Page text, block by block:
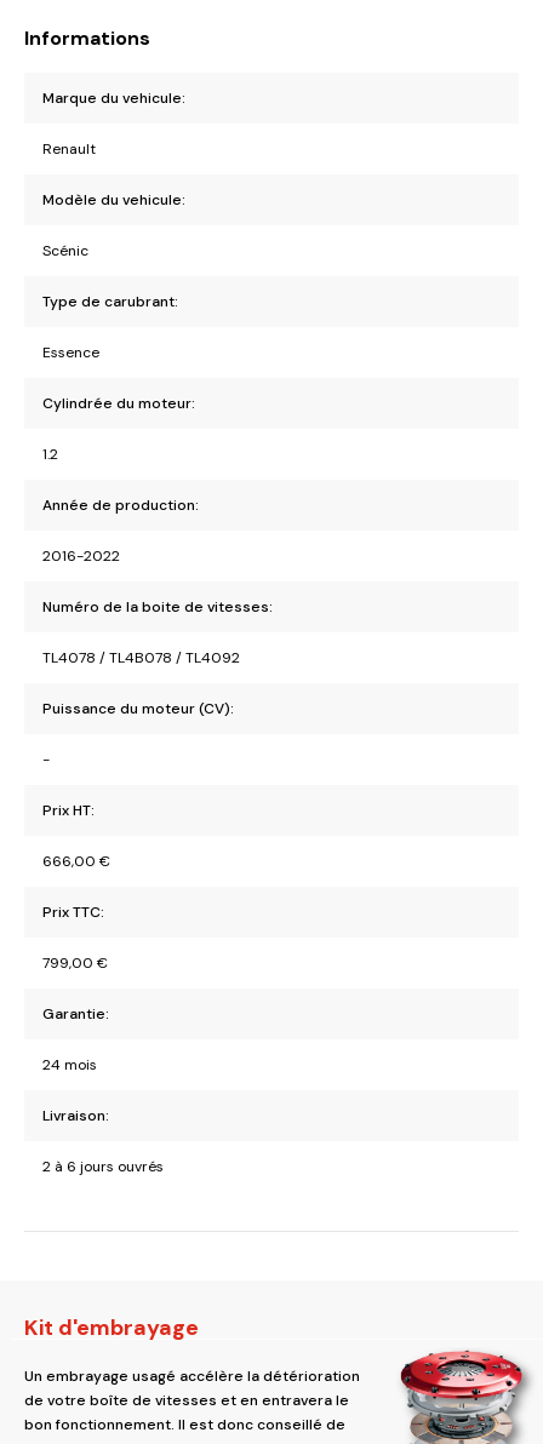
Informations
Marque du vehicule:
Renault
Modèle du vehicule:
Scénic
Type de carubrant:
Essence
Cylindrée du moteur:
1.2
Année de production:
2016-2022
Numéro de la boite de vitesses:
TL4078 / TL4B078 / TL4092
Puissance du moteur (CV):
-
Prix HT:
666,00 €
Prix TTC:
799,00 €
Garantie:
24 mois
Livraison:
2 à 6 jours ouvrés
Kit d'embrayage
Un embrayage usagé accélère la détérioration
de votre boîte de vitesses et en entravera le
bon fonctionnement. Il est donc conseillé de